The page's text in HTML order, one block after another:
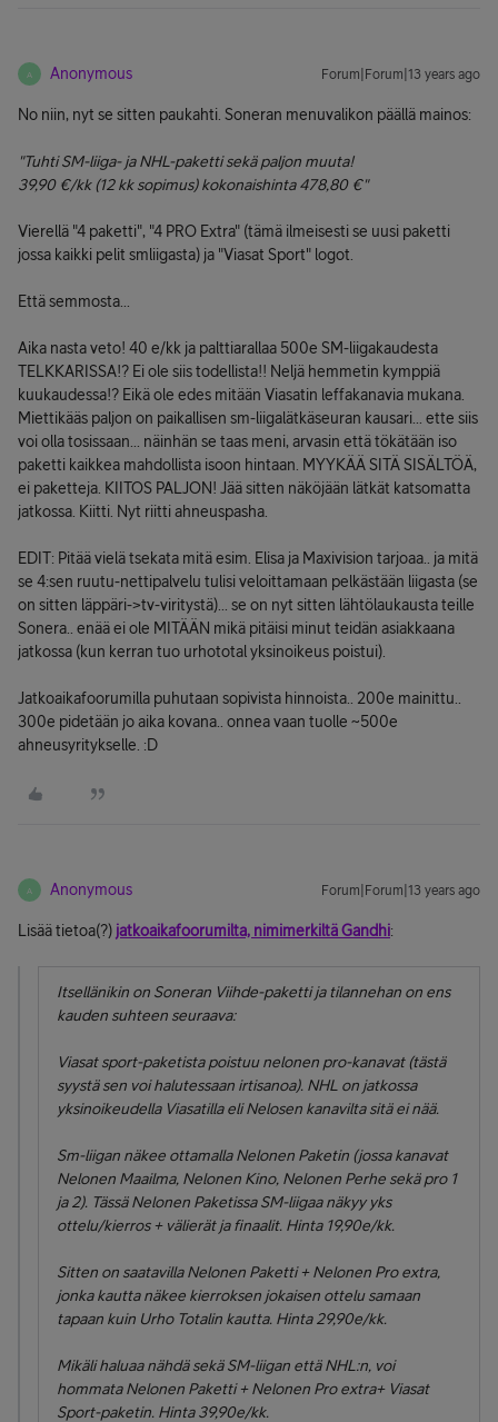
A Anonymous Forum|Forum|13 years ago
No niin, nyt se sitten paukahti. Soneran menuvalikon päällä mainos:
"Tuhti SM-liiga- ja NHL-paketti sekä paljon muuta!
39,90 €/kk (12 kk sopimus) kokonaishinta 478,80 €"
Vierellä "4 paketti", "4 PRO Extra" (tämä ilmeisesti se uusi paketti
jossa kaikki pelit smliigasta) ja "Viasat Sport" logot.
Että semmosta...
Aika nasta veto! 40 e/kk ja palttiarallaa 500e SM-liigakaudesta
TELKKARISSA!? Ei ole siis todellista!! Neljä hemmetin kymppiä
kuukaudessa!? Eikä ole edes mitään Viasatin leffakanavia mukana.
Miettikääs paljon on paikallisen sm-liigalätkäseuran kausari... ette siis
voi olla tosissaan... näinhän se taas meni, arvasin että tökätään iso
paketti kaikkea mahdollista isoon hintaan. MYYKÄÄ SITÄ SISÄLTÖÄ,
ei paketteja. KIITOS PALJON! Jää sitten näköjään lätkät katsomatta
jatkossa. Kiitti. Nyt riitti ahneuspasha.
EDIT: Pitää vielä tsekata mitä esim. Elisa ja Maxivision tarjoaa.. ja mitä
se 4:sen ruutu-nettipalvelu tulisi veloittamaan pelkästään liigasta (se
on sitten läppäri->tv-viritystä)... se on nyt sitten lähtölaukausta teille
Sonera.. enää ei ole MITÄÄN mikä pitäisi minut teidän asiakkaana
jatkossa (kun kerran tuo urhototal yksinoikeus poistui).
Jatkoaikafoorumilla puhutaan sopivista hinnoista.. 200e mainittu..
300e pidetään jo aika kovana.. onnea vaan tuolle ~500e
ahneusyritykselle. :D
A Anonymous Forum|Forum|13 years ago
Lisää tietoa(?) jatkoaikafoorumilta, nimimerkiltä Gandhi:
Itsellänikin on Soneran Viihde-paketti ja tilannehan on ens
kauden suhteen seuraava:
Viasat sport-paketista poistuu nelonen pro-kanavat (tästä
syystä sen voi halutessaan irtisanoa). NHL on jatkossa
yksinoikeudella Viasatilla eli Nelosen kanavilta sitä ei nää.
Sm-liigan näkee ottamalla Nelonen Paketin (jossa kanavat
Nelonen Maailma, Nelonen Kino, Nelonen Perhe sekä pro 1
ja 2). Tässä Nelonen Paketissa SM-liigaa näkyy yks
ottelu/kierros + välierät ja finaalit. Hinta 19,90e/kk.
Sitten on saatavilla Nelonen Paketti + Nelonen Pro extra,
jonka kautta näkee kierroksen jokaisen ottelu samaan
tapaan kuin Urho Totalin kautta. Hinta 29,90e/kk.
Mikäli haluaa nähdä sekä SM-liigan että NHL:n, voi
hommata Nelonen Paketti + Nelonen Pro extra+ Viasat
Sport-paketin. Hinta 39,90e/kk.